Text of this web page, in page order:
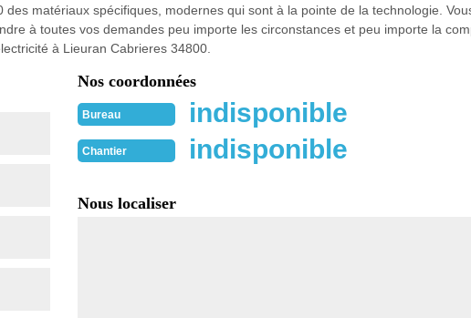
matériaux spécifiques, modernes qui sont à la pointe de la technologie.
à toutes vos demandes peu importe les circonstances et peu importe la
à Lieuran Cabrieres 34800.
Nos coordonnées
Bureau indisponible
Chantier indisponible
Nous localiser